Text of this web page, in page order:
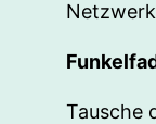
Tausche